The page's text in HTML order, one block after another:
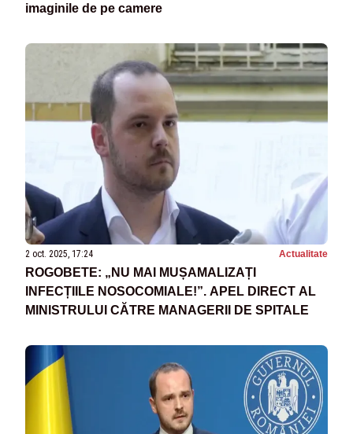
imaginile de pe camere
2 oct. 2025, 17:24 Actualitate
ROGOBETE: „NU MAI MUȘAMALIZAȚI
INFECȚIILE NOSOCOMIALE!”. APEL DIRECT AL
MINISTRULUI CĂTRE MANAGERII DE SPITALE